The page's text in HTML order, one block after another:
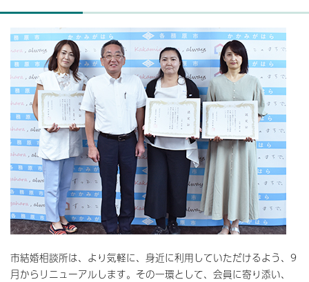
市結婚相談所は、より気軽に、身近に利用していただけるよう、9
月からリニューアルします。その一環として、会員に寄り添い、